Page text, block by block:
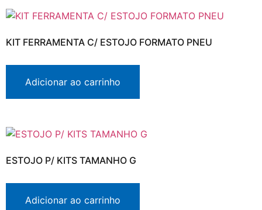
KIT FERRAMENTA C/ ESTOJO FORMATO PNEU
Adicionar ao carrinho
ESTOJO P/ KITS TAMANHO G
Adicionar ao carrinho